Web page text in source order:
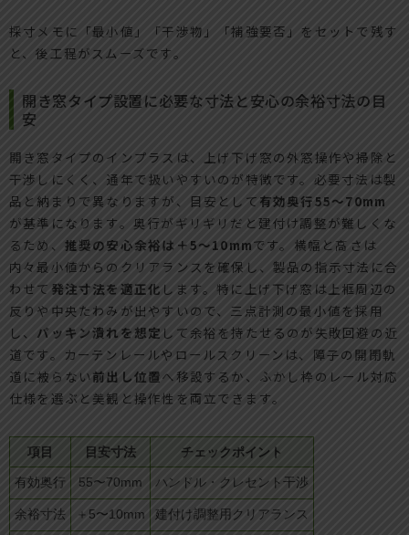
採寸メモに「最小値」「干渉物」「補強要否」をセットで残す
と、後工程がスムーズです。
開き窓タイプ設置に必要な寸法と安心の余裕寸法の目
安
開き窓タイプのインプラスは、上げ下げ窓の外窓操作や掃除と
干渉しにくく、通年で扱いやすいのが特徴です。必要寸法は製
品と納まりで異なりますが、目安として 有効奥行55〜70mm
が基準になります。奥行がギリギリだと建付け調整が難しくな
るため、 推奨の安心余裕は＋5〜10mmです。横幅と高さは
内々最小値からのクリアランスを確保し、製品の指示寸法に合
わせて 発注寸法を適正化 します。特に上げ下げ窓は上框周辺の
反りや中央たわみが出やすいので、三点計測の最小値を採用
し、 パッキン潰れを想定 して余裕を持たせるのが失敗回避の近
道です。カーテンレールやロールスクリーンは、障子の開閉軌
道に被らない前出し位置へ移設するか、ふかし枠のレール対応
仕様を選ぶと美観と操作性を両立できます。
項目 目安寸法 チェックポイント
有効奥行 55〜70mm ハンドル・クレセント干渉
余裕寸法 ＋5〜10mm 建付け調整用クリアランス